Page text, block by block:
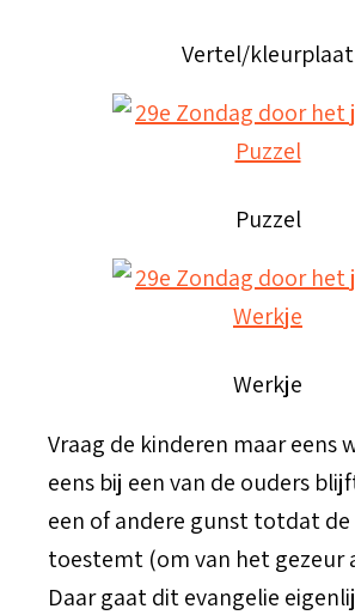
Vertel/kleurplaat
Puzzel
Werkje
Vraag de kinderen maar eens
eens bij een van de ouders
een of andere gunst totdat
toestemt (om van het gezeur
Daar gaat dit evangelie